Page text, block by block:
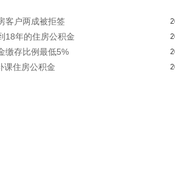
客户两成被拒签
18年的住房公积金
缴存比例最低5%
课住房公积金